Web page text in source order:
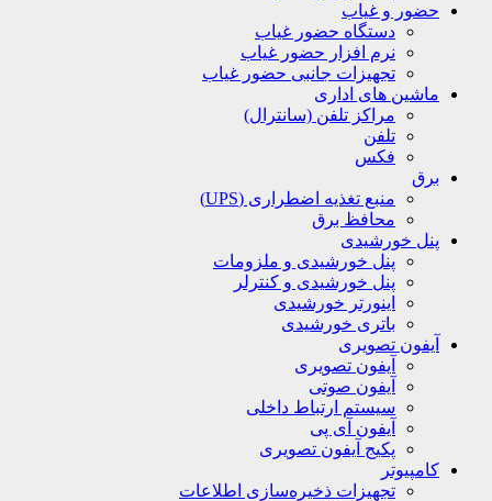
حضور و غیاب
دستگاه حضور غیاب
نرم افزار حضور غیاب
تجهیزات جانبی حضور غیاب
ماشین های اداری
مراکز تلفن (سانترال)
تلفن
فکس
برق
منبع تغذیه اضطراری (UPS)
محافظ برق
پنل خورشیدی
پنل خورشیدی و ملزومات
پنل خورشیدی و کنترلر
اینورتر خورشیدی
باتری خورشیدی
آیفون تصویری
آیفون تصویری
آیفون صوتی
سیستم ارتباط داخلی
آیفون آی پی
پکیج آیفون تصویری
کامپیوتر
تجهیزات ذخیره‌سازی اطلاعات